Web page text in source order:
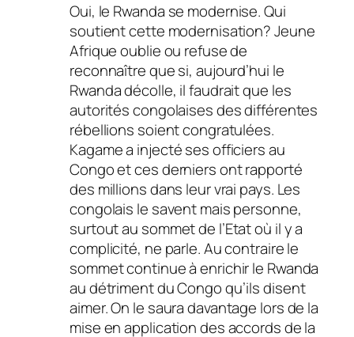
Oui, le Rwanda se modernise. Qui
soutient cette modernisation? Jeune
Afrique oublie ou refuse de
reconnaître que si, aujourd’hui le
Rwanda décolle, il faudrait que les
autorités congolaises des différentes
rébellions soient congratulées.
Kagame a injecté ses officiers au
Congo et ces derniers ont rapporté
des millions dans leur vrai pays. Les
congolais le savent mais personne,
surtout au sommet de l’Etat où il y a
complicité, ne parle. Au contraire le
sommet continue à enrichir le Rwanda
au détriment du Congo qu’ils disent
aimer. On le saura davantage lors de la
mise en application des accords de la